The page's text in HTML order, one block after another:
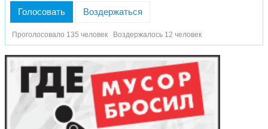
Голосовать Воздержаться
Проголосовало 135 человек Воздержалось 12 человек